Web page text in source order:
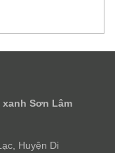
Sơn Lâm
Huyện Di